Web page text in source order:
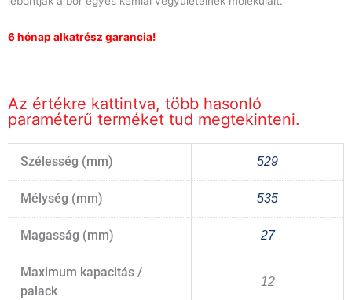
6 hónap alkatrész garancia!
Az értékre kattintva, több hasonló
paraméterű terméket tud megtekinteni.
Szélesség (mm) 529
Mélység (mm) 535
Magasság (mm) 27
Maximum kapacitás /
palack
12